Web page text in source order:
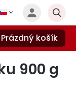
Prázdný košík
900 g